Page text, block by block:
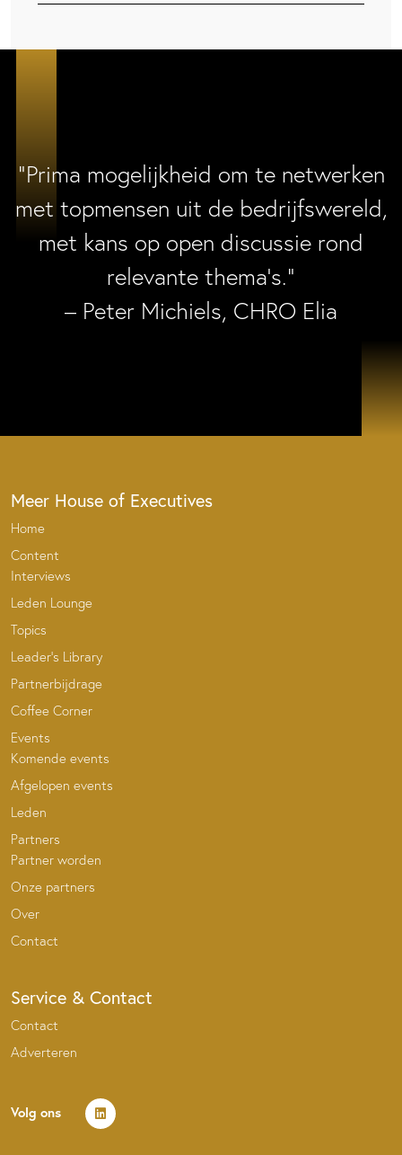
“Prima mogelijkheid om te netwerken
met topmensen uit de bedrijfswereld,
met kans op open discussie rond
relevante thema’s.”
– Peter Michiels, CHRO Elia
Meer House of Executives
Home
Content
Interviews
Leden Lounge
Topics
Leader’s Library
Partnerbijdrage
Coffee Corner
Events
Komende events
Afgelopen events
Leden
Partners
Partner worden
Onze partners
Over
Contact
Service & Contact
Contact
Adverteren
Volg ons